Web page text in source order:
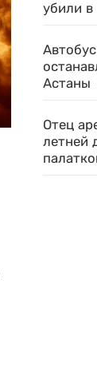
убили в
Астаны
Отец
летней